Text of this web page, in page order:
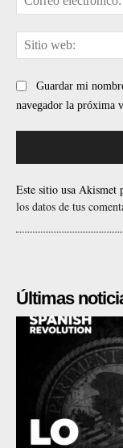
Guardar mi
navegador la próxima
Este sitio usa Akismet
los datos de tus
Últimas